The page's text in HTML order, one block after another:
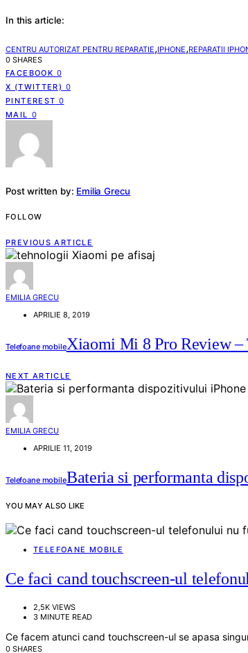
In this article:
CENTRU AUTORIZAT PENTRU REPARATIE,IPHONE,REPARATII
0 SHARES
FACEBOOK 0
X (TWITTER) 0
PINTEREST 0
MAIL
0
Post written by: Emilia Grecu
FOLLOW
PREVIOUS ARTICLE
EMILIA GRECU
APRILIE 8, 2019
Telefoane mobileXiaomi Mi 8 Pro Review –
NEXT ARTICLE
EMILIA GRECU
APRILIE 11, 2019
Telefoane mobileBateria si performanta
YOU MAY ALSO LIKE
TELEFOANE MOBILE
Ce faci cand touchscreen-ul
2,5K VIEWS
3 MINUTE READ
Ce facem atunci cand touchscreen-ul se apasa
0 SHARES